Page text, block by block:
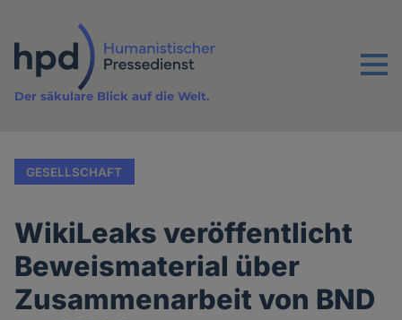
Inhalt
Menu
Der säkulare Blick auf die Welt.
GESELLSCHAFT
WikiLeaks veröffentlicht
Beweismaterial über
Zusammenarbeit von BND